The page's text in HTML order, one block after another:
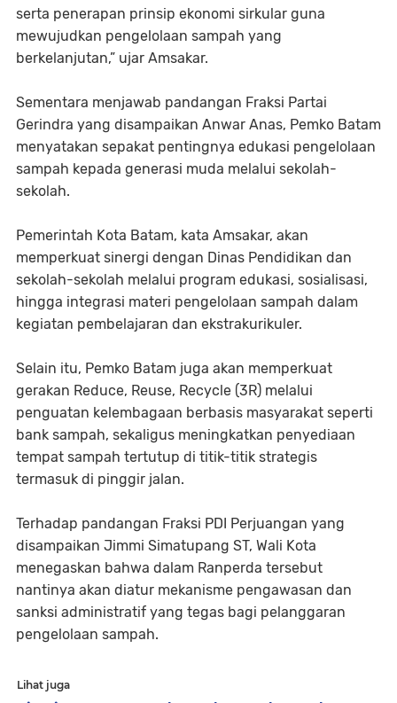
serta penerapan prinsip ekonomi sirkular guna
mewujudkan pengelolaan sampah yang
berkelanjutan,” ujar Amsakar.
Sementara menjawab pandangan Fraksi Partai
Gerindra yang disampaikan Anwar Anas, Pemko Batam
menyatakan sepakat pentingnya edukasi pengelolaan
sampah kepada generasi muda melalui sekolah-
sekolah.
Pemerintah Kota Batam, kata Amsakar, akan
memperkuat sinergi dengan Dinas Pendidikan dan
sekolah-sekolah melalui program edukasi, sosialisasi,
hingga integrasi materi pengelolaan sampah dalam
kegiatan pembelajaran dan ekstrakurikuler.
Selain itu, Pemko Batam juga akan memperkuat
gerakan Reduce, Reuse, Recycle (3R) melalui
penguatan kelembagaan berbasis masyarakat seperti
bank sampah, sekaligus meningkatkan penyediaan
tempat sampah tertutup di titik-titik strategis
termasuk di pinggir jalan.
Terhadap pandangan Fraksi PDI Perjuangan yang
disampaikan Jimmi Simatupang ST, Wali Kota
menegaskan bahwa dalam Ranperda tersebut
nantinya akan diatur mekanisme pengawasan dan
sanksi administratif yang tegas bagi pelanggaran
pengelolaan sampah.
Lihat juga